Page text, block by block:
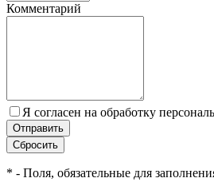
Комментарий
Я согласен на обработку
* - Поля, обязательные для